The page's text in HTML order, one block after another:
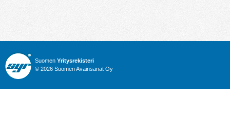
Suomen Yritysrekisteri
© 2026 Suomen Avainsanat Oy